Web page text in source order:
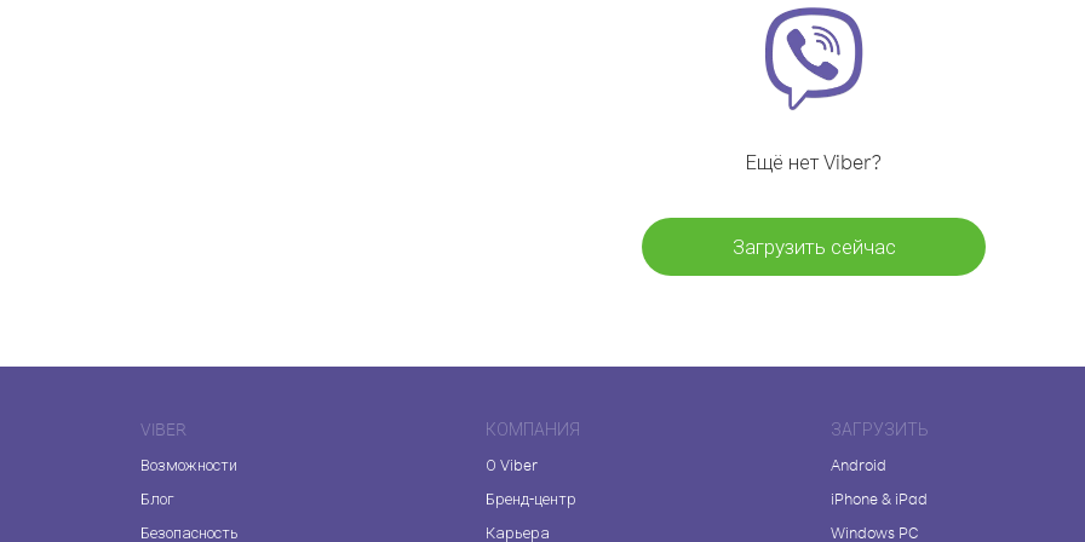
Ещё нет Viber?
Загрузить сейчас
VIBER
Возможности
Блог
Безопасность
КОМПАНИЯ
О Viber
Бренд-центр
Карьера
ЗАГРУЗИТЬ
Android
iPhone & iPad
Windows PC